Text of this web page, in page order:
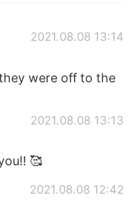
2021.08.08 13:14
were off to the
2021.08.08 13:13
🥰
2021.08.08 12:42